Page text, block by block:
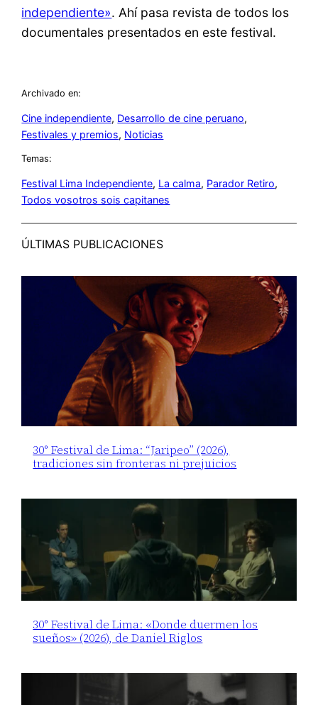
independiente». Ahí pasa revista de todos los
documentales presentados en este festival.
Archivado en:
Cine independiente, Desarrollo de cine peruano
Festivales y premios, Noticias
Temas:
Festival Lima Independiente, La calma, Parador Retiro
Todos vosotros sois capitanes
ÚLTIMAS PUBLICACIONES
30° Festival de Lima: “Jaripeo” (2026),
tradiciones sin fronteras ni prejuicios
30° Festival de Lima: «Donde duermen los
sueños» (2026), de Daniel Riglos